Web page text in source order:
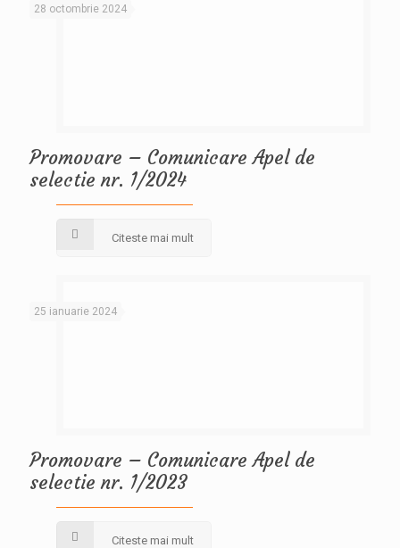
28 octombrie 2024
Promovare – Comunicare Apel de
selectie nr. 1/2024
Citeste mai mult
25 ianuarie 2024
Promovare – Comunicare Apel de
selectie nr. 1/2023
Citeste mai mult